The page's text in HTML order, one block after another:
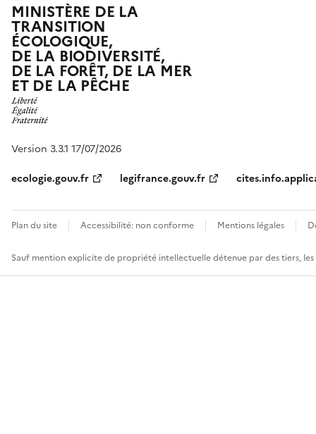
MINISTÈRE DE LA
TRANSITION
ÉCOLOGIQUE,
DE LA BIODIVERSITÉ,
DE LA FORÊT, DE LA MER
ET DE LA PÊCHE
Version 3.3.1 17/07/2026
ecologie.gouv.fr
legifrance.gouv.fr
Plan du site Accessibilité: non conforme Mentions légales
Sauf mention explicite de propriété intellectuelle détenue par des tiers,